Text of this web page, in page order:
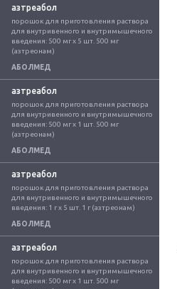
азтреабол
порошок для приготовления раствора
для внутривенного и внутримышечного
введения: 500 мг x 5 шт. 500 мг
(азтреонам)
АБОЛМЕД
азтреабол
порошок для приготовления раствора
для внутривенного и внутримышечного
введения: 500 мг x 1 шт. 500 мг
(азтреонам)
АБОЛМЕД
азтреабол
порошок для приготовления раствора
для внутривенного и внутримышечного
введения: 1 г x 5 шт. 1 г (азтреонам)
АБОЛМЕД
азтреабол
порошок для приготовления раствора
для внутривенного и внутримышечного
введения: 500 мг x 1 шт. 500 мг